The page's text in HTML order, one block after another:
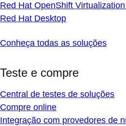
Red Hat OpenShift
Red Hat Desktop
Conheça todas as soluções
Teste e compre
Central de testes de soluções
Compre online
Integração com provedores de